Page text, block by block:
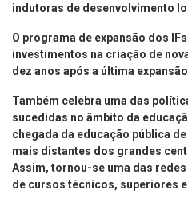
indutoras de desenvolvimento
O programa de expansão dos
investimentos na criação de
dez anos após a última
Também celebra uma das
sucedidas no âmbito da
chegada da educação pública
mais distantes dos grandes
Assim, tornou-se uma das
de cursos técnicos, superiores